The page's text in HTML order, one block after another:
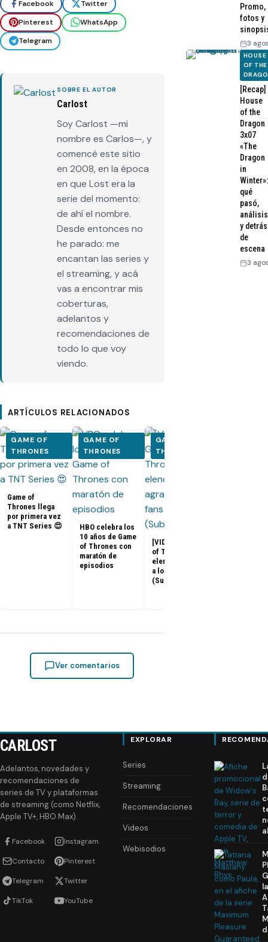
Facebook
Twitter
Pinterest
WhatsApp
Telegram
SOBRE EL AUTOR
Carlost
Soy Carlost —mi
nombre es Carlos—, y
comencé este sitio
en 2008, en la época
en que Lost era la
serie del momento:
de ahí el nombre.
Desde entonces no
he parado: me
encantan las series y
el streaming, y acá
vas a encontrar mis
coberturas,
adelantos y
recomendaciones de
todo lo que voy
viendo.
ARTÍCULOS RELACIONADOS
GAME OF
THRONES
Game of
Thrones llega
por primera vez
a TNT Series 😍
GAME OF
THRONES
HBO celebra los
10 años de Game
of Thrones con
maratón de
episodios
GAME OF
THRONES
[VIDEOS] Game
of Thrones: El
elenco agradece
a los fans
(Subtitulado)
Ver comentarios
Promo,
fotos y
3
HOUSE
OF THE
[Recap]
House
of the
Dragon
3x07
«The
Dragon
in
Winter»:
qué
pasó,
análisis
y detrás
de
escena
3
CARLOST
Adelantos, novedades y
recomendaciones de
series de TV y plataformas
de streaming (como Netflix,
Apple TV+, HBO Max).
Facebook Instagram
Contacto Pinterest
Telegram Twitter
TikTok YouTube
EXPLORAR
Series
Streaming
Recomendaciones
Videos
Webisodios